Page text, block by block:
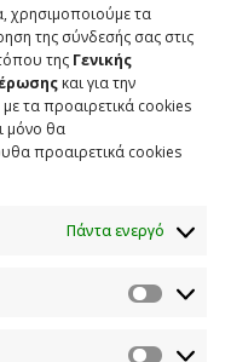
χρησιμοποιούμε τα
της σύνδεσής σας στις
της Γενικής
και για την
τα προαιρετικά cookies
μόνο θα
προαιρετικά cookies
Πάντα ενεργό
Πρωθυπουργώ και
Μαρινάκη*
παρά τω